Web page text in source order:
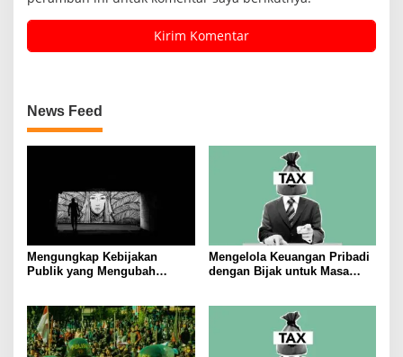
News Feed
Mengungkap Kebijakan
Publik yang Mengubah
Mengelola Keuangan Pribadi
dengan Bijak untuk Masa